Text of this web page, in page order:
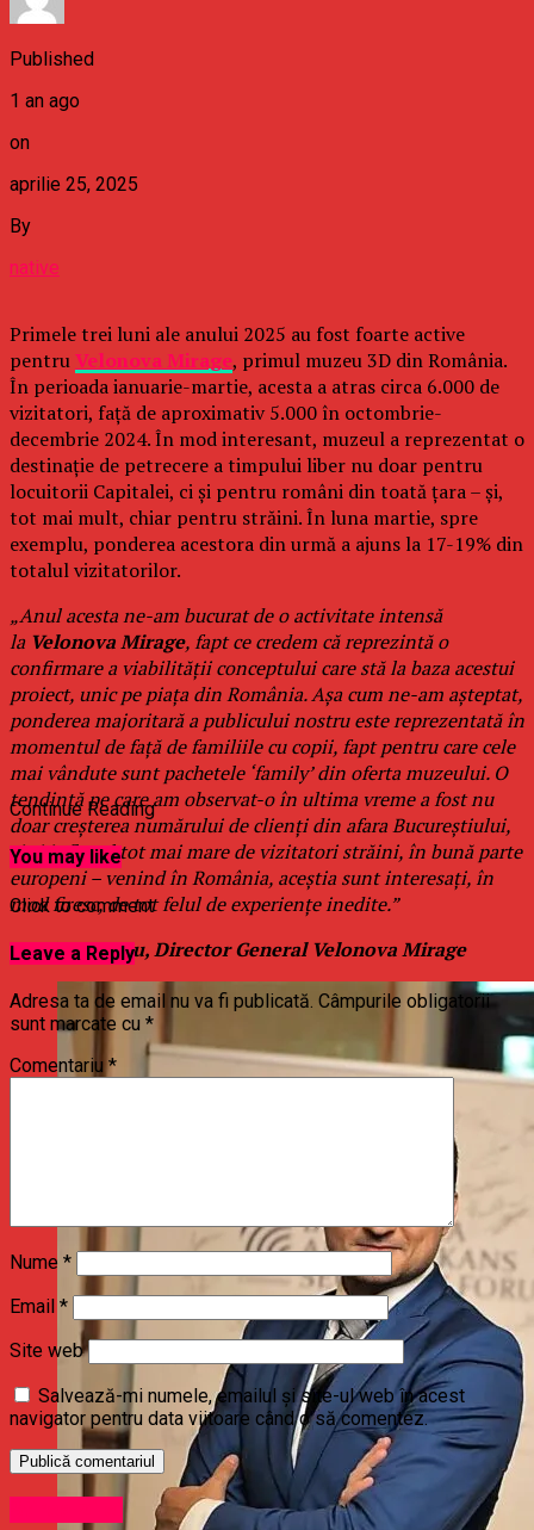
Published
1 an ago
on
aprilie 25, 2025
By
native
Primele trei luni ale anului 2025 au fost foarte active
pentruVelonova Mirage, primul muzeu 3D din România.
În perioada ianuarie-martie, acesta a atras circa 6.000 de
vizitatori, față de aproximativ 5.000 în octombrie-
decembrie 2024. În mod interesant, muzeul a reprezentat o
destinație de petrecere a timpului liber nu doar pentru
locuitorii Capitalei, ci și pentru români din toată țara – și,
tot mai mult, chiar pentru străini. În luna martie, spre
exemplu, ponderea acestora din urmă a ajuns la 17-19% din
totalul vizitatorilor.
„Anul acesta ne-am bucurat de o activitate intensă
la VelonovaMirage, fapt ce credem că reprezintă o
confirmare a viabilității conceptului care stă la baza acestui
proiect, unic pe piața din România.Așa cum ne-am așteptat,
ponderea majoritară a publicului nostru este reprezentată în
momentul de față de familiile cu copii, fapt pentru care cele
mai vândute sunt pachetele ‘family’ din oferta muzeului. O
tendință pe care am observat-o în ultima vreme a fost nu
doar creșterea numărului de clienți din afara Bucureștiului,
ci și influxul tot mai mare de vizitatori străini, în bună parte
europeni – venind în România, aceștia sunt interesați, în
mod firesc, de tot felul de experiențe inedite.”
Cătălin Neacșu, Director General Velonova Mirage
Continue Reading
You may like
Click to comment
Leave a Reply
Adresa ta de email nu va fi publicată. Câmpurile obligatorii
sunt marcate cu *
Comentariu *
Nume *
Email *
Site web
Salvează-mi numele, emailul și site-ul web în acest
navigator pentru data viitoare când o să comentez.